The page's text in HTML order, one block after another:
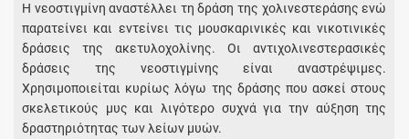
Η νεοστιγμίνη αναστέλλει τη δράση της χολινεστεράσης ενώ
παρατείνει και εντείνει τις μουσκαρινικές και νικοτινικές
δράσεις της ακετυλοχολίνης. Οι αντιχολινεστερασικές
δράσεις της νεοστιγμίνης είναι αναστρέψιμες.
Χρησιμοποιείται κυρίως λόγω της δράσης που ασκεί στους
σκελετικούς μυς και λιγότερο συχνά για την αύξηση της
δραστηριότητας των λείων μυών.